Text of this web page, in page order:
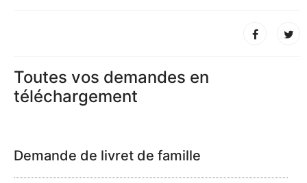
Toutes vos demandes en
téléchargement
Demande de livret de famille